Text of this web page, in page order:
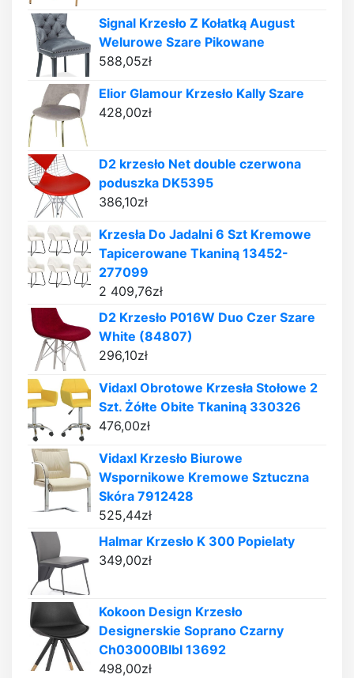
Signal Krzesło Z Kołatką August
Welurowe Szare Pikowane
588,05zł
Elior Glamour Krzesło Kally Szare
428,00zł
D2 krzesło Net double czerwona
poduszka DK5395
386,10zł
Krzesła Do Jadalni 6 Szt Kremowe
Tapicerowane Tkaniną 13452-
277099
2 409,76zł
D2 Krzesło P016W Duo Czer Szare
White (84807)
296,10zł
Vidaxl Obrotowe Krzesła Stołowe 2
Szt. Żółte Obite Tkaniną 330326
476,00zł
Vidaxl Krzesło Biurowe
Wspornikowe Kremowe Sztuczna
Skóra 7912428
525,44zł
Halmar Krzesło K 300 Popielaty
349,00zł
Kokoon Design Krzesło
Designerskie Soprano Czarny
Ch03000Blbl 13692
498,00zł